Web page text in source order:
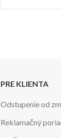
PRE KLIENTA
Odstupenie od
Reklamačný